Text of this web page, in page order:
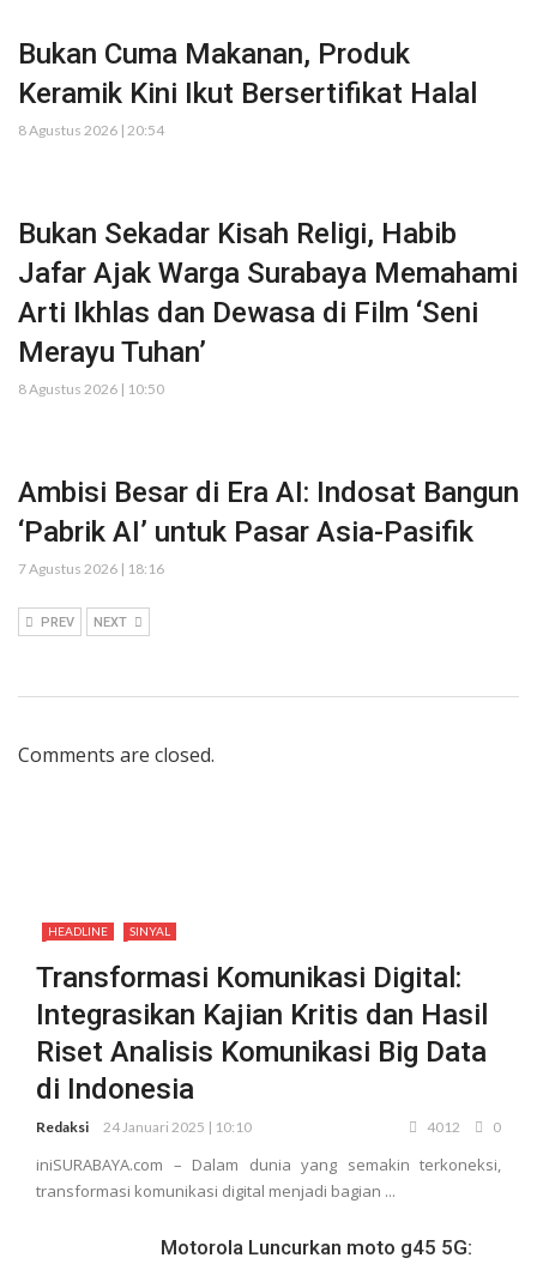
Bukan Cuma Makanan, Produk
Keramik Kini Ikut Bersertifikat Halal
8 Agustus 2026 | 20:54
Bukan Sekadar Kisah Religi, Habib
Jafar Ajak Warga Surabaya Memahami
Arti Ikhlas dan Dewasa di Film ‘Seni
Merayu Tuhan’
8 Agustus 2026 | 10:50
Ambisi Besar di Era AI: Indosat Bangun
‘Pabrik AI’ untuk Pasar Asia-Pasifik
7 Agustus 2026 | 18:16
PREV NEXT
Comments are closed.
HEADLINE SINYAL
Transformasi Komunikasi Digital:
Integrasikan Kajian Kritis dan Hasil
Riset Analisis Komunikasi Big Data
di Indonesia
Redaksi 24 Januari 2025 | 10:10 4012 0
iniSURABAYA.com – Dalam dunia yang semakin terkoneksi,
transformasi komunikasi digital menjadi bagian ...
Motorola Luncurkan moto g45 5G: